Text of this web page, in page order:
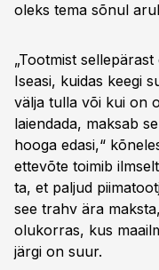
oleks tema sõnul
„Tootmist
Iseasi, kuidas keegi
välja tulla või kui on
laiendada, maksab
hooga edasi,“
ettevõte toimib
ta, et paljud
see trahv ära
olukorras, kus
järgi on suur.